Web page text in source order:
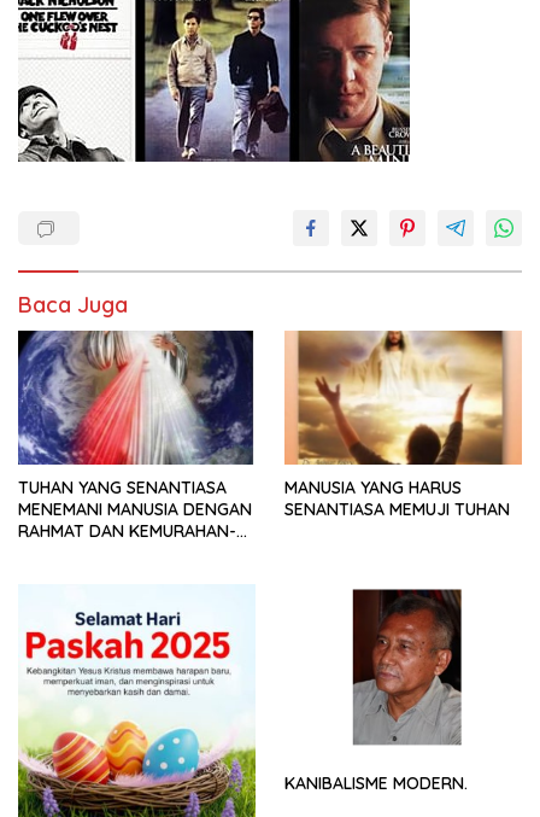
Baca Juga
TUHAN YANG SENANTIASA
MENEMANI MANUSIA DENGAN
RAHMAT DAN KEMURAHAN-
MANUSIA YANG HARUS
SENANTIASA MEMUJI TUHAN
KANIBALISME MODERN.